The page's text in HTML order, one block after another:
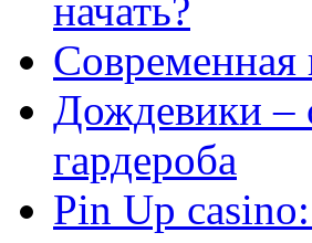
начать?
Современная
Дождевики –
гардероба
Pin Up